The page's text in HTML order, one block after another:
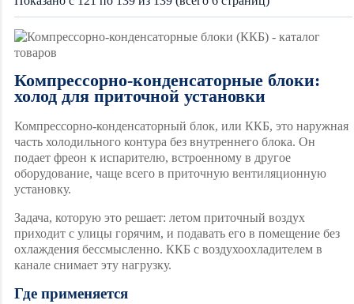
Компрессорно-конденсаторные блоки:
холод для приточной установки
Компрессорно-конденсаторный блок, или ККБ, это наружная
часть холодильного контура без внутреннего блока. Он
подает фреон к испарителю, встроенному в другое
оборудование, чаще всего в приточную вентиляционную
установку.
Задача, которую это решает: летом приточный воздух
приходит с улицы горячим, и подавать его в помещение без
охлаждения бессмысленно. ККБ с воздухоохладителем в
канале снимает эту нагрузку.
Где применяется